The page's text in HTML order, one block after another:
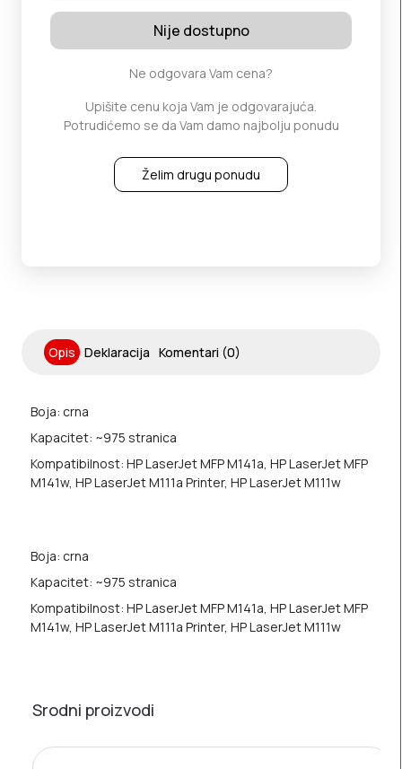
Nije dostupno
Ne odgovara Vam cena?
Upišite cenu koja Vam je odgovarajuća.
Potrudićemo se da Vam damo najbolju ponudu
Želim drugu ponudu
Opis Deklaracija Komentari (0)
Boja: crna
Kapacitet: ~975 stranica
Kompatibilnost: HP LaserJet MFP M141a, HP LaserJet MFP
M141w, HP LaserJet M111a Printer, HP LaserJet M111w
Boja: crna
Kapacitet: ~975 stranica
Kompatibilnost: HP LaserJet MFP M141a, HP LaserJet MFP
M141w, HP LaserJet M111a Printer, HP LaserJet M111w
Srodni proizvodi